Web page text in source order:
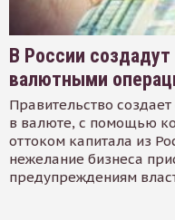
В России
валютными
Правительство
в валюте, с помощью
оттоком капитала из
нежелание бизнеса
предупреждениям